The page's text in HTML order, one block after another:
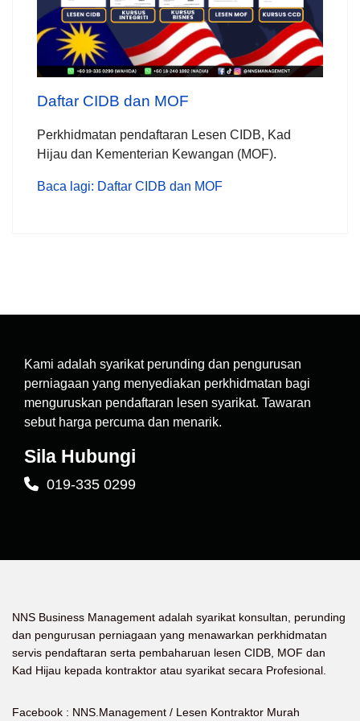
Daftar CIDB dan MOF
Perkhidmatan pendaftaran Lesen CIDB, Kad
Hijau dan Kementerian Kewangan (MOF).
Baca lagi: Daftar CIDB dan MOF
Kami adalah syarikat perunding dan pengurusan
perniagaan yang menyediakan perkhidmatan bagi
menguruskan pendaftaran lesen syarikat. Tawaran
sebut harga percuma dan menarik.
Sila Hubungi
019-335 0299
NNS Business Management adalah syarikat konsultan, perunding
dan pengurusan perniagaan yang menawarkan perkhidmatan
servis pendaftaran serta pembaharuan lesen CIDB, MOF dan
Kad Hijau kepada kontraktor atau syarikat secara Profesional.
Facebook : NNS.Management / Lesen Kontraktor Murah